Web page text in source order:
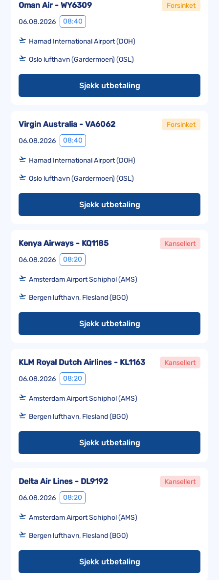
06.08.2026 08:40
Oman Air - WY6309 Forsinket
Hamad International Airport (DOH)
Oslo lufthavn (Gardermoen) (OSL)
Sjekk utbetaling
06.08.2026 08:40
Virgin Australia - VA6062 Forsinket
Hamad International Airport (DOH)
Oslo lufthavn (Gardermoen) (OSL)
Sjekk utbetaling
06.08.2026 08:20
Kenya Airways - KQ1185 Kansellert
Amsterdam Airport Schiphol (AMS)
Bergen lufthavn, Flesland (BGO)
Sjekk utbetaling
06.08.2026 08:20
KLM Royal Dutch Airlines - KL1163 Kansellert
Amsterdam Airport Schiphol (AMS)
Bergen lufthavn, Flesland (BGO)
Sjekk utbetaling
06.08.2026 08:20
Delta Air Lines - DL9192 Kansellert
Amsterdam Airport Schiphol (AMS)
Bergen lufthavn, Flesland (BGO)
Sjekk utbetaling